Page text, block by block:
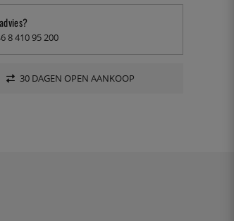
8 410 95 200
30 DAGEN OPEN AANKOOP